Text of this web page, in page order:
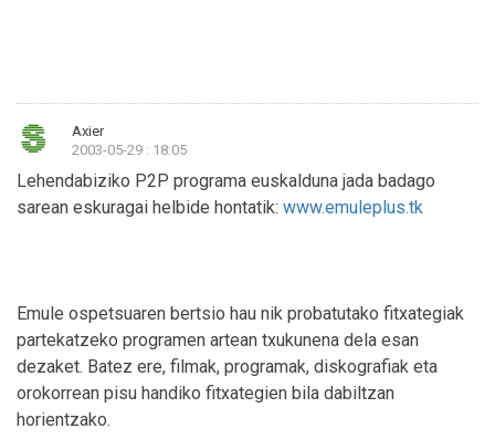
Axier
2003-05-29 : 18:05
Lehendabiziko P2P programa euskalduna jada badago
sarean eskuragai helbide hontatik: www.emuleplus.tk
Emule ospetsuaren bertsio hau nik probatutako fitxategiak
partekatzeko programen artean txukunena dela esan
dezaket. Batez ere, filmak, programak, diskografiak eta
orokorrean pisu handiko fitxategien bila dabiltzan
horientzako.